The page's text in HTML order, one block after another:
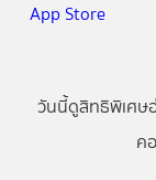
วันนี้ดูสิทธิพิเศษ
ค